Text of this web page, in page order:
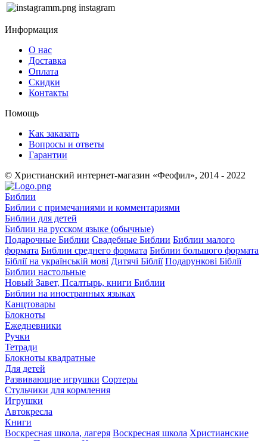
instagram
Информация
О нас
Доставка
Оплата
Скидки
Контакты
Помощь
Как заказать
Вопросы и ответы
Гарантии
© Христианский интернет-магазин «Феофил», 2014 - 2022
Библии
Библии с примечаниями и комментариями
Библии для детей
Библии на русском языке (обычные)
Подарочные Библии Свадебные Библии Библии малого
формата Библии среднего формата Библии большого формата
Біблії на українській мові Дитячі Біблії Подарункові Біблії
Библии настольные
Новый Завет, Псалтырь, книги Библии
Библии на иностранных языках
Канцтовары
Блокноты
Ежедневники
Ручки
Тетради
Блокноты квадратные
Для детей
Развивающие игрушки Сортеры
Стульчики для кормления
Игрушки
Автокресла
Книги
Воскресная школа, лагеря Воскресная школа Христианские